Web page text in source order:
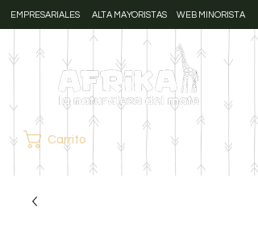
EMPRESARIALES ALTA MAYORISTAS WEB MINORISTA
Carrito